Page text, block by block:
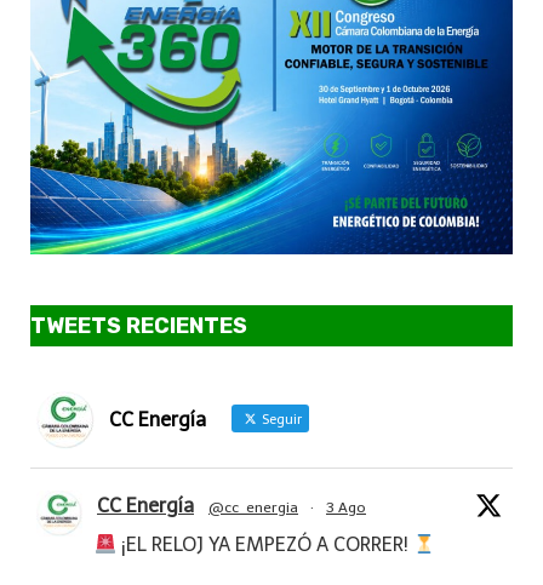
TWEETS RECIENTES
CC Energía Seguir
CC Energía @cc_energia · 3 Ago
¡EL RELOJ YA EMPEZÓ A CORRER!